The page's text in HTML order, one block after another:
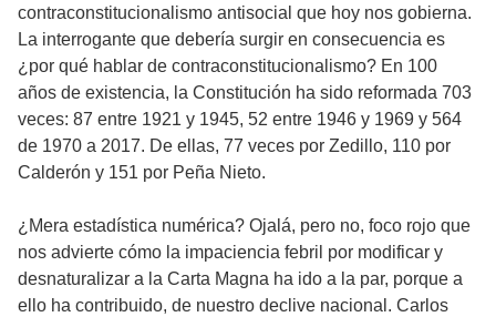
contraconstitucionalismo antisocial que hoy nos gobierna.
La interrogante que debería surgir en consecuencia es
¿por qué hablar de contraconstitucionalismo? En 100
años de existencia, la Constitución ha sido reformada 703
veces: 87 entre 1921 y 1945, 52 entre 1946 y 1969 y 564
de 1970 a 2017. De ellas, 77 veces por Zedillo, 110 por
Calderón y 151 por Peña Nieto.
¿Mera estadística numérica? Ojalá, pero no, foco rojo que
nos advierte cómo la impaciencia febril por modificar y
desnaturalizar a la Carta Magna ha ido a la par, porque a
ello ha contribuido, de nuestro declive nacional. Carlos